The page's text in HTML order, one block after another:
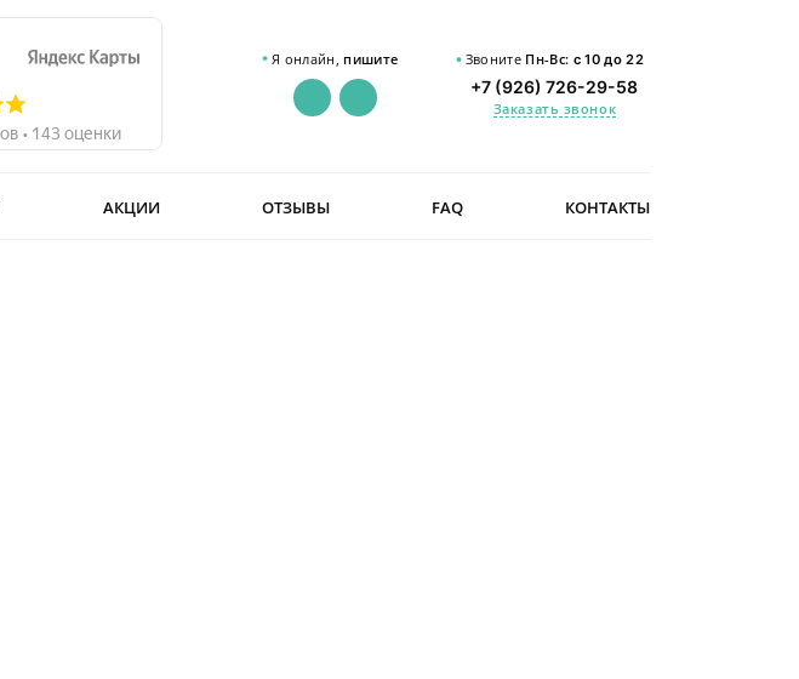
Я онлайн,пишите Звоните Пн-Вс: с 10 до 22
+7 (926) 726-29-58
Заказать звонок
АКЦИИ ОТЗЫВЫ FAQ КОНТАКТЫ